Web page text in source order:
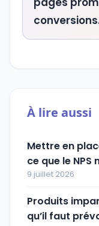
À lire aussi
Mettre en
ce que le
9 juillet 2026
Produits
qu’il faut